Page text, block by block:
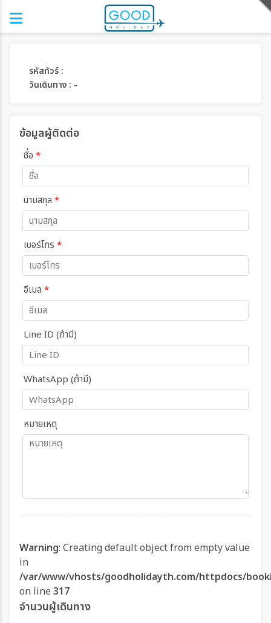
รหัสทัวร์ :
วันเดินทาง : -
ข้อมูลผู้ติดต่อ
ชื่อ *
นามสกุล *
เบอร์โทร *
อีเมล *
Line ID (ถ้ามี)
WhatsApp (ถ้ามี)
หมายเหตุ
Warning: Creating default object from empty value
in
/var/www/vhosts/goodholidayth.com/httpdocs/
on line 317
จำนวนผู้เดินทาง